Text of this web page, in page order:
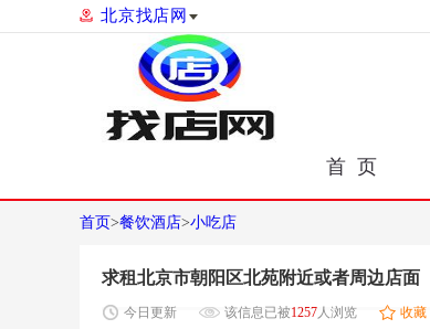
北京找店网
首 页
首页>餐饮酒店>小吃店
求租北京市朝阳区北苑附近或者周边店面
今日 更新 该信息已被1257人浏览 收藏